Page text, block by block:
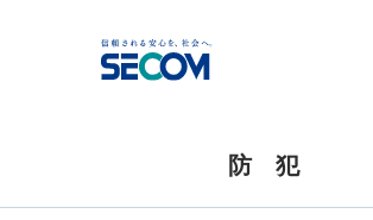
防 犯